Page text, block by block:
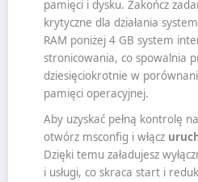
pamięci i dysku. Zakończ
krytyczne dla działania
RAM poniżej 4 GB system
stronicowania, co spowalnia
dziesięciokrotnie w
pamięci operacyjnej.
Aby uzyskać pełną kontrolę
otwórz msconfig i włącz
Dzięki temu załadujesz
i usługi, co skraca start i